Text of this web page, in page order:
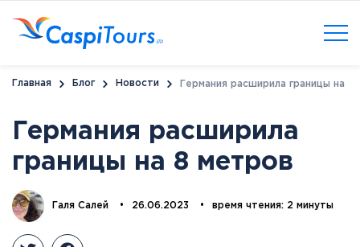
Главная Блог Новости Германия расширила границы на 8
Германия расширила
границы на 8 метров
Галя Салей • 26.06.2023 • время чтения: 2 минуты